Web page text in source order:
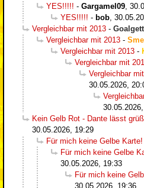
YES!!!!! - Gargamel09
YES!!!!! - bob
Vergleichbar mit 2013 -
Vergleichbar mit 2013 -
Vergleichbar mit 2013 -
Vergleichbar mit
Vergleichbar
30.05.2026,
Kein Gelb Rot - Dante lässt
30.05.2026, 19:29
Für mich keine Gelbe Karte!
Für mich keine Gelbe
30.05.2026, 19:33
Für mich keine
30.05.2026, 19:36